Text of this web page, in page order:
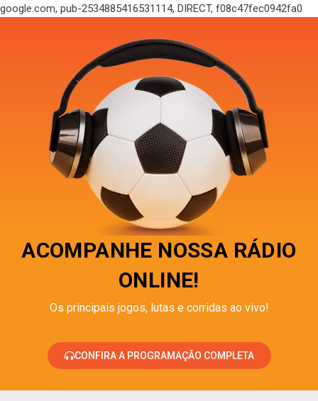
google.com, pub-2534885416531114, DIRECT, f08c47fec0942fa0
ACOMPANHE NOSSA RÁDIO
ONLINE!
Os principais jogos, lutas e corridas ao vivo!
CONFIRA A PROGRAMAÇÃO COMPLETA